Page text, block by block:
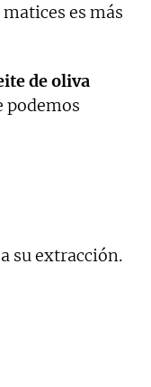
es más
de oliva
podemos
su extracción.